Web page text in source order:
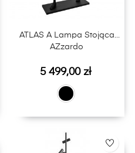
ATLAS A Lampa Stojąca
AZzardo
Cena
5 499,00 zł